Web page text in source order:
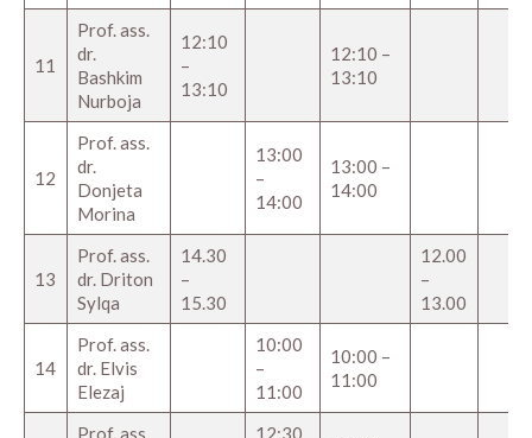
11
Prof. ass.
dr.
Bashkim
Nurboja
12:10
–
13:10
12:10 –
13:10
12
Prof. ass.
dr.
Donjeta
Morina
13:00
–
14:00
13:00 –
14:00
13
Prof. ass.
dr. Driton
Sylqa
14.30
–
15.30
12.00
–
13.00
14
Prof. ass.
dr. Elvis
Elezaj
10:00
–
11:00
10:00 –
11:00
Prof. ass.
12:30